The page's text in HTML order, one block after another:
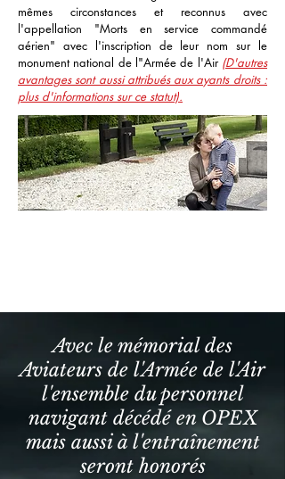
mêmes circonstances et reconnus avec
l'appellation "Morts en service commandé
aérien" avec l'inscription de leur nom sur le
monument national de l"Armée de l'Air (D'autres
avantages sont aussi attribués aux ayants droits :
plus d'informations sur ce statut).
Avec le mémorial des
Aviateurs de l'Armée de l'Air
l'ensemble du personnel
navigant décédé en OPEX
mais aussi à l'entraînement
seront honorés